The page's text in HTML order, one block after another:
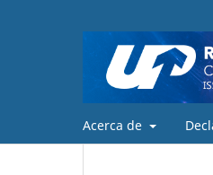
Acerca de